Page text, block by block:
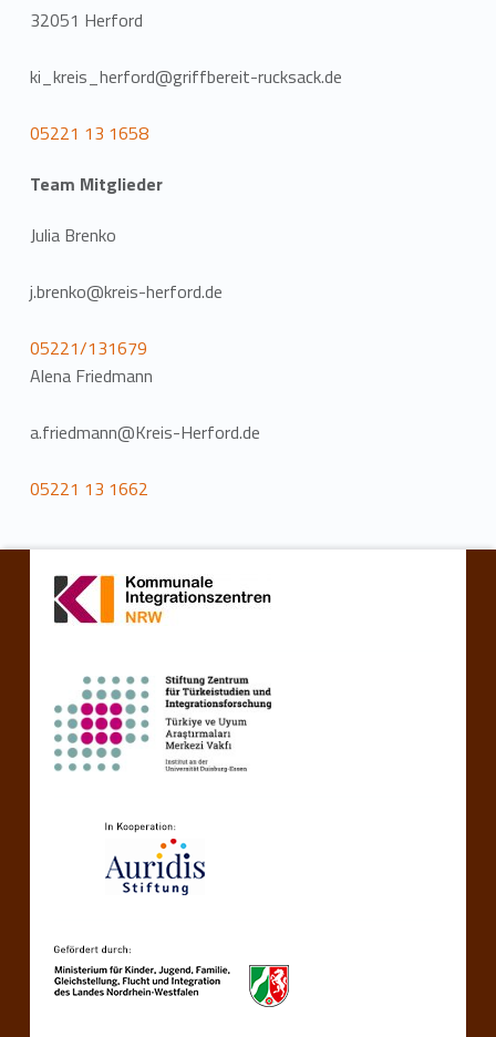
32051 Herford
ki_kreis_herford@griffbereit-rucksack.de
05221 13 1658
Team Mitglieder
Julia Brenko
j.brenko@kreis-herford.de
05221/131679
Alena Friedmann
a.friedmann@Kreis-Herford.de
05221 13 1662